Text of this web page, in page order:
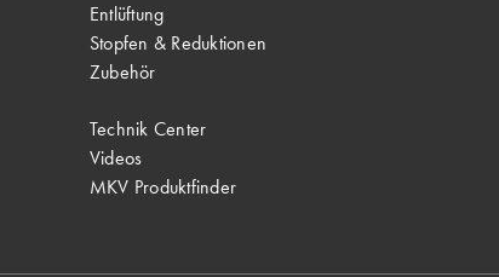
Entlüftung
Stopfen & Reduktionen
Zubehör
Technik Center
Videos
MKV Produktfinder